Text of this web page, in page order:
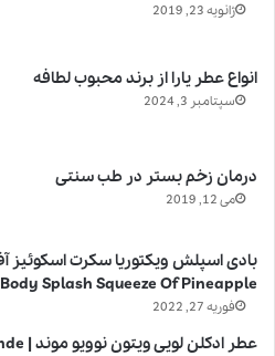
ژانویه 23, 2019
انواع عطر یارا از برند محبوب لطافه
سپتامبر 3, 2024
درمان زخم بستر در طب سنتی
می 12, 2019
Body Splash Squeeze Of Pineapple
فوریه 27, 2022
عطر ادکلن لویی ویتون نوویو موند | Louis Vuitton Nouveau Monde